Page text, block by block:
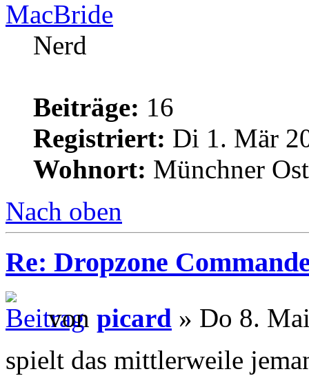
MacBride
Nerd
Beiträge: 16
Registriert: Di 1. Mär
Wohnort: Münchner
Nach oben
Re: Dropzone
von picard » Do 8.
spielt das mittlerweile